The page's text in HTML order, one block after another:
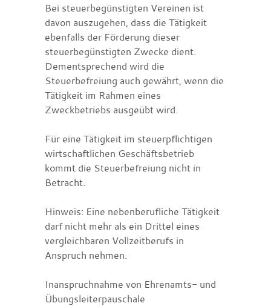
Bei steuerbegünstigten Vereinen ist
davon auszugehen, dass die Tätigkeit
ebenfalls der Förderung dieser
steuerbegünstigten Zwecke dient.
Dementsprechend wird die
Steuerbefreiung auch gewährt, wenn die
Tätigkeit im Rahmen eines
Zweckbetriebs ausgeübt wird.
Für eine Tätigkeit im steuerpflichtigen
wirtschaftlichen Geschäftsbetrieb
kommt die Steuerbefreiung nicht in
Betracht.
Hinweis: Eine nebenberufliche Tätigkeit
darf nicht mehr als ein Drittel eines
vergleichbaren Vollzeitberufs in
Anspruch nehmen.
Inanspruchnahme von Ehrenamts- und
Übungsleiterpauschale